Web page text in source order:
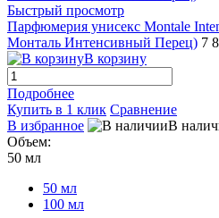
Быстрый просмотр
Парфюмерия унисекс Montale
Монталь Интенсивный Перец) 7
В корзину
Подробнее
Купить в 1 клик Сравнение
В избранное
В
Объем:
50 мл
50 мл
100 мл